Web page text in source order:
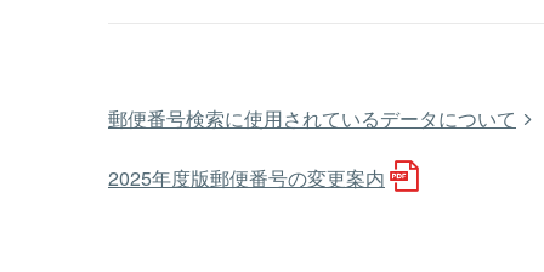
郵便番号検索に使用されているデータについて
2025年度版郵便番号の変更案内